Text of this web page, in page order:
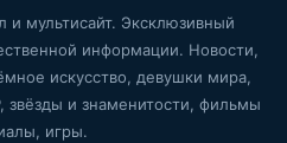
мультисайт. Эксклюзивный
информации. Новости,
искусство, девушки мира,
звёзды и знаменитости, фильмы
игры.